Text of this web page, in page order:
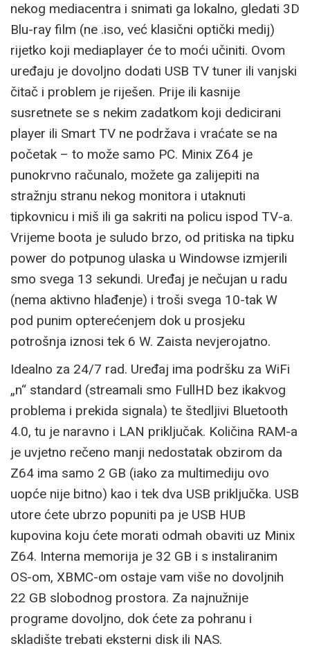
nekog mediacentra i snimati ga lokalno, gledati 3D
Blu-ray film (ne .iso, već klasični optički medij)
rijetko koji mediaplayer će to moći učiniti. Ovom
uređaju je dovoljno dodati USB TV tuner ili vanjski
čitač i problem je riješen. Prije ili kasnije
susretnete se s nekim zadatkom koji dedicirani
player ili Smart TV ne podržava i vraćate se na
početak – to može samo PC. Minix Z64 je
punokrvno računalo, možete ga zalijepiti na
stražnju stranu nekog monitora i utaknuti
tipkovnicu i miš ili ga sakriti na policu ispod TV-a.
Vrijeme boota je suludo brzo, od pritiska na tipku
power do potpunog ulaska u Windowse izmjerili
smo svega 13 sekundi. Uređaj je nečujan u radu
(nema aktivno hlađenje) i troši svega 10-tak W
pod punim opterećenjem dok u prosjeku
potrošnja iznosi tek 6 W. Zaista nevjerojatno.
Idealno za 24/7 rad. Uređaj ima podršku za WiFi
„n“ standard (streamali smo FullHD bez ikakvog
problema i prekida signala) te štedljivi Bluetooth
4.0, tu je naravno i LAN priključak. Količina RAM-a
je uvjetno rečeno manji nedostatak obzirom da
Z64 ima samo 2 GB (iako za multimediju ovo
uopće nije bitno) kao i tek dva USB priključka. USB
utore ćete ubrzo popuniti pa je USB HUB
kupovina koju ćete morati odmah obaviti uz Minix
Z64. Interna memorija je 32 GB i s instaliranim
OS-om, XBMC-om ostaje vam više no dovoljnih
22 GB slobodnog prostora. Za najnužnije
programe dovoljno, dok ćete za pohranu i
skladište trebati eksterni disk ili NAS.